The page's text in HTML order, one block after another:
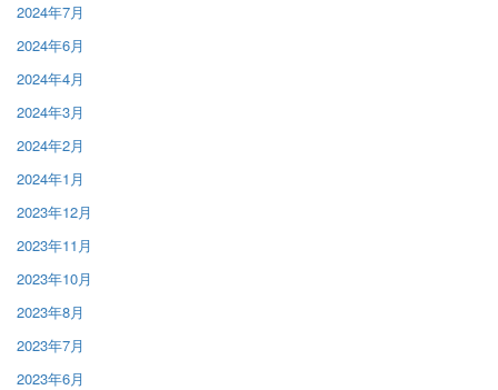
2024年7月
2024年6月
2024年4月
2024年3月
2024年2月
2024年1月
2023年12月
2023年11月
2023年10月
2023年8月
2023年7月
2023年6月